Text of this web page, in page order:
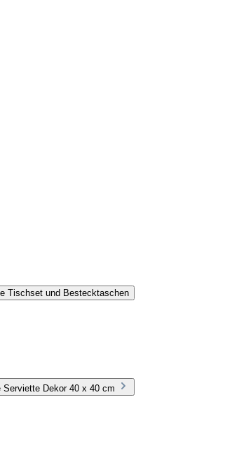
Tischset und Bestecktaschen
Serviette Dekor 40 x 40 cm